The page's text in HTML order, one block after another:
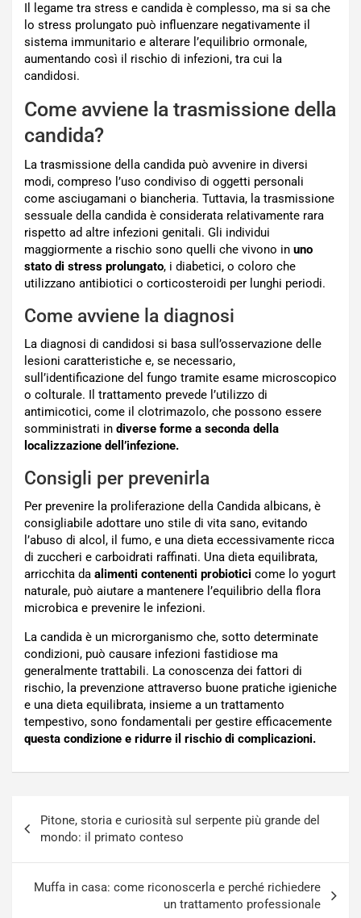
Il legame tra stress e candida è complesso, ma si sa che
lo stress prolungato può influenzare negativamente il
sistema immunitario e alterare l’equilibrio ormonale,
aumentando così il rischio di infezioni, tra cui la
candidosi.
Come avviene la trasmissione della
candida?
La trasmissione della candida può avvenire in diversi
modi, compreso l’uso condiviso di oggetti personali
come asciugamani o biancheria. Tuttavia, la trasmissione
sessuale della candida è considerata relativamente rara
rispetto ad altre infezioni genitali. Gli individui
maggiormente a rischio sono quelli che vivono in uno
stato di stress prolungato, i diabetici, o coloro che
utilizzano antibiotici o corticosteroidi per lunghi periodi.
Come avviene la diagnosi
La diagnosi di candidosi si basa sull’osservazione delle
lesioni caratteristiche e, se necessario,
sull’identificazione del fungo tramite esame microscopico
o colturale. Il trattamento prevede l’utilizzo di
antimicotici, come il clotrimazolo, che possono essere
somministrati in diverse forme a seconda della
localizzazione dell’infezione.
Consigli per prevenirla
Per prevenire la proliferazione della Candida albicans, è
consigliabile adottare uno stile di vita sano, evitando
l’abuso di alcol, il fumo, e una dieta eccessivamente ricca
di zuccheri e carboidrati raffinati. Una dieta equilibrata,
arricchita da alimenti contenenti probiotici come lo yogurt
naturale, può aiutare a mantenere l’equilibrio della flora
microbica e prevenire le infezioni.
La candida è un microrganismo che, sotto determinate
condizioni, può causare infezioni fastidiose ma
generalmente trattabili. La conoscenza dei fattori di
rischio, la prevenzione attraverso buone pratiche igieniche
e una dieta equilibrata, insieme a un trattamento
tempestivo, sono fondamentali per gestire efficacemente
questa condizione e ridurre il rischio di complicazioni.
articoli
Pitone, storia e curiosità sul serpente più grande del
mondo: il primato conteso
Muffa in casa: come riconoscerla e perché richiedere
un trattamento professionale